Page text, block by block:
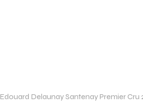
Edouard Delaunay Santenay Premier Cru